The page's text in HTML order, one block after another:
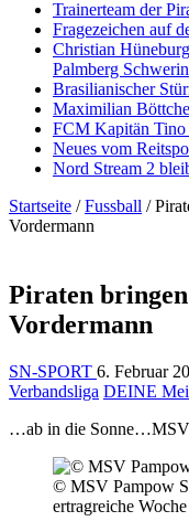
Trainerteam der
Fragezeichen auf
Christian
Palmberg Schwerin
Brasilianischer
Maximilian
FCM Kapitän Tino
Neues vom
Nord Stream 2
Startseite / Fussball /
Vordermann
Piraten
Vordermann
SN-SPORT 6. Februar
Verbandsliga DEINE
…ab in die
© MSV Pampow
ertragreiche Woche